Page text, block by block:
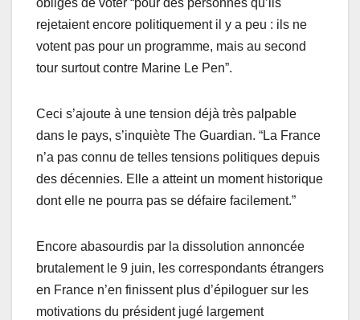
obligés de voter “pour des personnes qu’ils
rejetaient encore politiquement il y a peu : ils ne
votent pas pour un programme, mais au second
tour surtout contre Marine Le Pen”.
Ceci s’ajoute à une tension déjà très palpable
dans le pays, s’inquiète The Guardian. “La France
n’a pas connu de telles tensions politiques depuis
des décennies. Elle a atteint un moment historique
dont elle ne pourra pas se défaire facilement.”
Encore abasourdis par la dissolution annoncée
brutalement le 9 juin, les correspondants étrangers
en France n’en finissent plus d’épiloguer sur les
motivations du président jugé largement